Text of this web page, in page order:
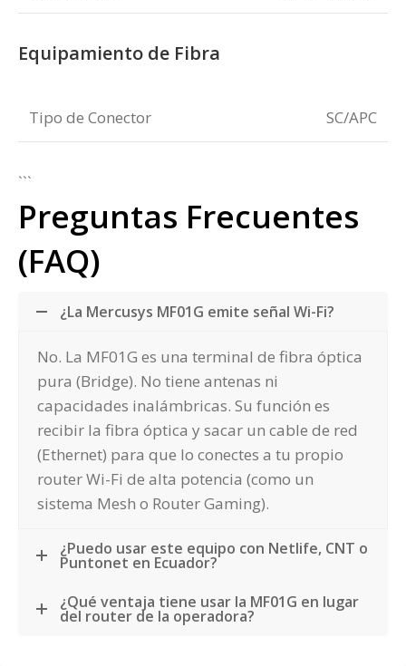
Equipamiento de Fibra
Tipo de Conector SC/APC
```
Preguntas Frecuentes
(FAQ)
¿La Mercusys MF01G emite señal Wi-Fi?
No. La MF01G es una terminal de fibra óptica
pura (Bridge). No tiene antenas ni
capacidades inalámbricas. Su función es
recibir la fibra óptica y sacar un cable de red
(Ethernet) para que lo conectes a tu propio
router Wi-Fi de alta potencia (como un
sistema Mesh o Router Gaming).
¿Puedo usar este equipo con Netlife, CNT o
Puntonet en Ecuador?
¿Qué ventaja tiene usar la MF01G en lugar
del router de la operadora?